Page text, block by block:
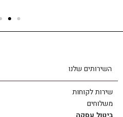
שירות לקוחות
השירותים שלנו
שירות לקוחות
משלוחים
ביטול עסקה